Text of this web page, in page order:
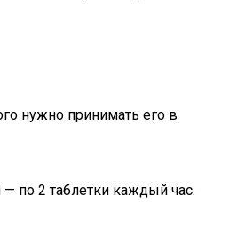
нужно принимать его в
по 2 таблетки каждый час.